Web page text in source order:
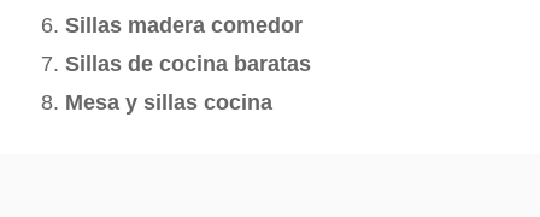
Sillas madera comedor
Sillas de cocina baratas
Mesa y sillas cocina